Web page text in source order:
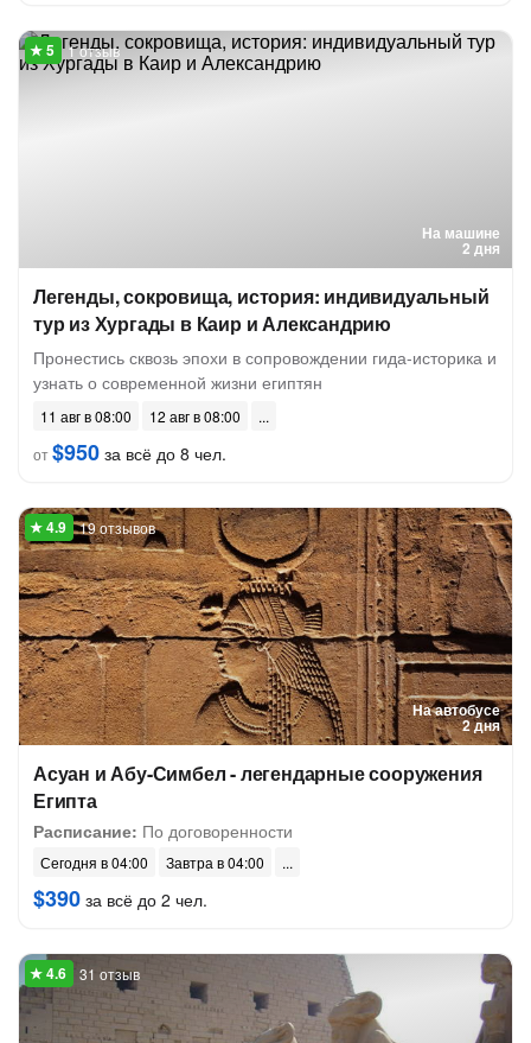
На машине
2 дня
1 отзыв
Легенды, сокровища, история: индивидуальный
тур из Хургады в Каир и Александрию
Пронестись сквозь эпохи в сопровождении гида-историка и
узнать о современной жизни египтян
11 авг в 08:00
12 авг в 08:00
от$950 за всё до 8 чел.
На автобусе
2 дня
19 отзывов
Асуан и Абу-Симбел - легендарные сооружения
Египта
Расписание: По договоренности
Сегодня в 04:00 Завтра в 04:00
$390 за всё до 2 чел.
31 отзыв